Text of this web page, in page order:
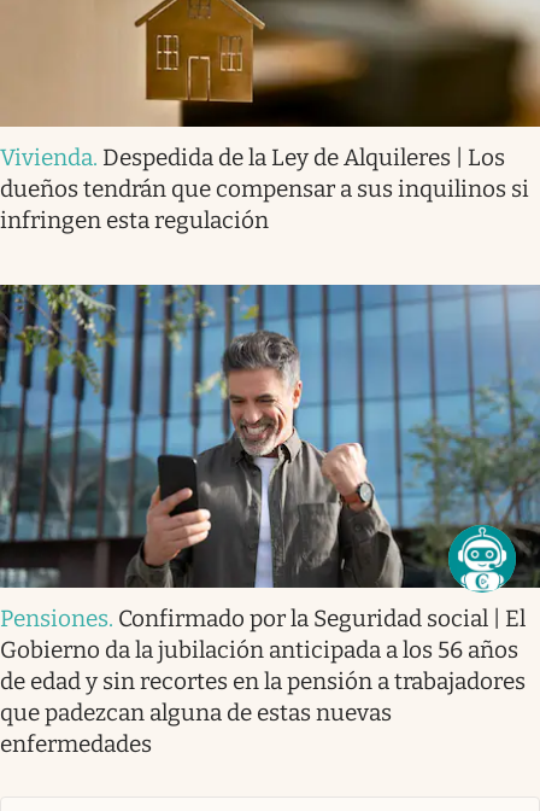
Vivienda. Despedida de la Ley de Alquileres | Los
dueños tendrán que compensar a sus inquilinos si
infringen esta regulación
Pensiones. Confirmado por la Seguridad social | El
Gobierno da la jubilación anticipada a los 56 años
de edad y sin recortes en la pensión a trabajadores
que padezcan alguna de estas nuevas
enfermedades